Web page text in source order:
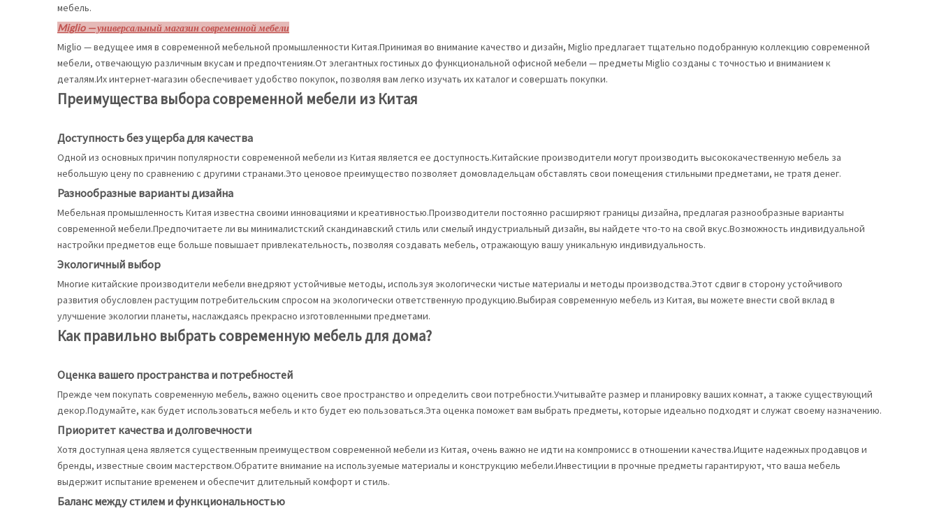
мебель.
Miglio — универсальный магазин современной мебели
Miglio — ведущее имя в современной мебельной промышленности Китая.Принимая во внимание качество и дизайн, Miglio предлагает тщательно подобранную коллекцию современной
мебели, отвечающую различным вкусам и предпочтениям.От элегантных гостиных до функциональной офисной мебели — предметы Miglio созданы с точностью и вниманием к
деталям.Их интернет-магазин обеспечивает удобство покупок, позволяя вам легко изучать их каталог и совершать покупки.
Преимущества выбора современной мебели из Китая
Доступность без ущерба для качества
Одной из основных причин популярности современной мебели из Китая является ее доступность.Китайские производители могут производить высококачественную мебель за
небольшую цену по сравнению с другими странами.Это ценовое преимущество позволяет домовладельцам обставлять свои помещения стильными предметами, не тратя денег.
Разнообразные варианты дизайна
Мебельная промышленность Китая известна своими инновациями и креативностью.Производители постоянно расширяют границы дизайна, предлагая разнообразные варианты
современной мебели.Предпочитаете ли вы минималистский скандинавский стиль или смелый индустриальный дизайн, вы найдете что-то на свой вкус.Возможность индивидуальной
настройки предметов еще больше повышает привлекательность, позволяя создавать мебель, отражающую вашу уникальную индивидуальность.
Экологичный выбор
Многие китайские производители мебели внедряют устойчивые методы, используя экологически чистые материалы и методы производства.Этот сдвиг в сторону устойчивого
развития обусловлен растущим потребительским спросом на экологически ответственную продукцию.Выбирая современную мебель из Китая, вы можете внести свой вклад в
улучшение экологии планеты, наслаждаясь прекрасно изготовленными предметами.
Как правильно выбрать современную мебель для дома?
Оценка вашего пространства и потребностей
Прежде чем покупать современную мебель, важно оценить свое пространство и определить свои потребности.Учитывайте размер и планировку ваших комнат, а также существующий
декор.Подумайте, как будет использоваться мебель и кто будет ею пользоваться.Эта оценка поможет вам выбрать предметы, которые идеально подходят и служат своему назначению.
Приоритет качества и долговечности
Хотя доступная цена является существенным преимуществом современной мебели из Китая, очень важно не идти на компромисс в отношении качества.Ищите надежных продавцов и
бренды, известные своим мастерством.Обратите внимание на используемые материалы и конструкцию мебели.Инвестиции в прочные предметы гарантируют, что ваша мебель
выдержит испытание временем и обеспечит длительный комфорт и стиль.
Баланс между стилем и функциональностью